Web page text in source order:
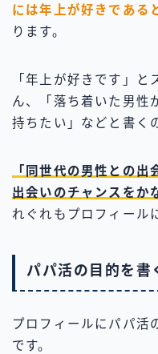
には年上が好きである
ります。
「年上が好きです」と
ん、「落ち着いた男性
持ちたい」などと書く
「同世代の男性との
出会いのチャンスをか
れぐれもプロフィール
パパ活の目的を書
プロフィールにパパ活
です。